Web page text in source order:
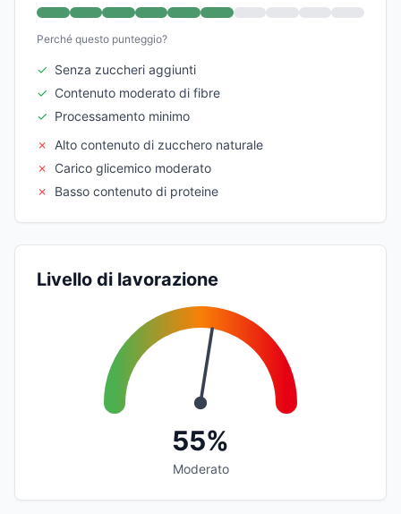
Perché questo punteggio?
✓ Senza zuccheri aggiunti
✓ Contenuto moderato di fibre
✓ Processamento minimo
✗
Alto contenuto di zucchero naturale
✗
Carico glicemico moderato
✗
Basso contenuto di proteine
Livello di lavorazione
55%
Moderato